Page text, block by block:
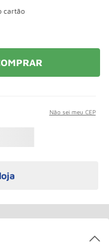
cartão
Não sei meu CEP